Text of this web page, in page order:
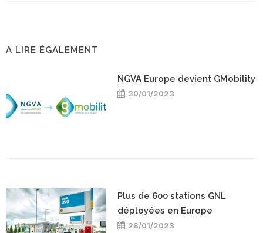
A LIRE ÉGALEMENT
NGVA Europe devient GMobility
30/01/2023
Plus de 600 stations GNL
déployées en Europe
28/01/2023